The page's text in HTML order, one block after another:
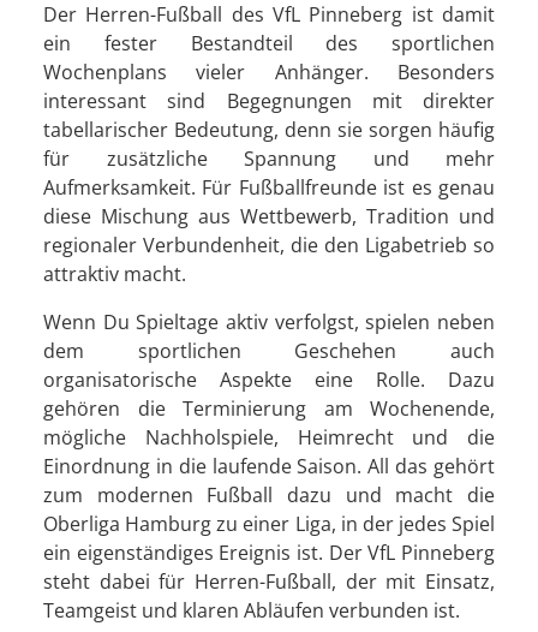
Der Herren-Fußball des VfL Pinneberg ist damit
ein fester Bestandteil des sportlichen
Wochenplans vieler Anhänger. Besonders
interessant sind Begegnungen mit direkter
tabellarischer Bedeutung, denn sie sorgen häufig
für zusätzliche Spannung und mehr
Aufmerksamkeit. Für Fußballfreunde ist es genau
diese Mischung aus Wettbewerb, Tradition und
regionaler Verbundenheit, die den Ligabetrieb so
attraktiv macht.
Wenn Du Spieltage aktiv verfolgst, spielen neben
dem sportlichen Geschehen auch
organisatorische Aspekte eine Rolle. Dazu
gehören die Terminierung am Wochenende,
mögliche Nachholspiele, Heimrecht und die
Einordnung in die laufende Saison. All das gehört
zum modernen Fußball dazu und macht die
Oberliga Hamburg zu einer Liga, in der jedes Spiel
ein eigenständiges Ereignis ist. Der VfL Pinneberg
steht dabei für Herren-Fußball, der mit Einsatz,
Teamgeist und klaren Abläufen verbunden ist.